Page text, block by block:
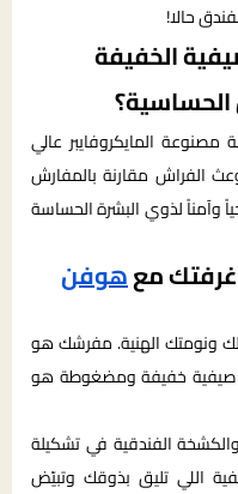
حالا!
الخفيفة
المايكروفايبر عالي
الفراش مقارنة بالمفارش
وآمناً لذوي البشرة الحساسة
غرفتك معهوفن
ونومتك الهنية. مفرشك هو
صيفية خفيفة ومضغوطة هو
الفندقية في تشكيلة
اللي تليق بذوقك وتبيّض